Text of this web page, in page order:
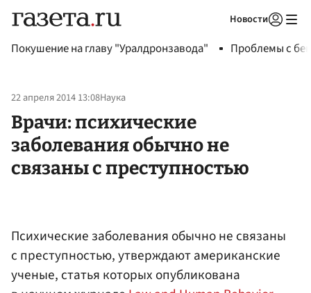
Новости
Покушение на главу "Уралдронзавода" Проблемы с
22 апреля 2014 13:08Наука
Врачи: психические
заболевания обычно не
связаны с преступностью
Психические заболевания обычно не связаны
с преступностью, утверждают американские
ученые, статья которых опубликована